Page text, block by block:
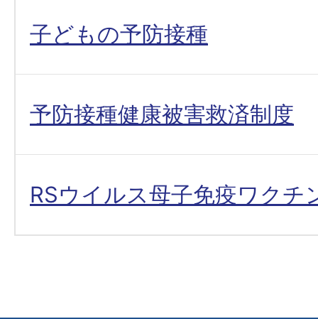
子どもの予防接種
予防接種健康被害救済制度
RSウイルス母子免疫ワクチ